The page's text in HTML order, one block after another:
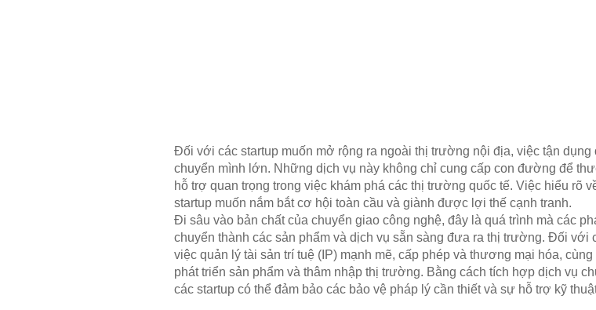
Đối với các startup muốn mở rộng ra ngoài thị trường nội địa, việc tận
chuyển mình lớn. Những dịch vụ này không chỉ cung cấp con đường để
hỗ trợ quan trọng trong việc khám phá các thị trường quốc tế. Việc hiểu rõ
startup muốn nắm bắt cơ hội toàn cầu và giành được lợi thế cạnh tranh.
Đi sâu vào bản chất của chuyển giao công nghệ, đây là quá trình mà các
chuyển thành các sản phẩm và dịch vụ sẵn sàng đưa ra thị trường. Đối với
việc quản lý tài sản trí tuệ (IP) mạnh mẽ, cấp phép và thương mại hóa,
phát triển sản phẩm và thâm nhập thị trường. Bằng cách tích hợp dịch vụ
các startup có thể đảm bảo các bảo vệ pháp lý cần thiết và sự hỗ trợ kỹ